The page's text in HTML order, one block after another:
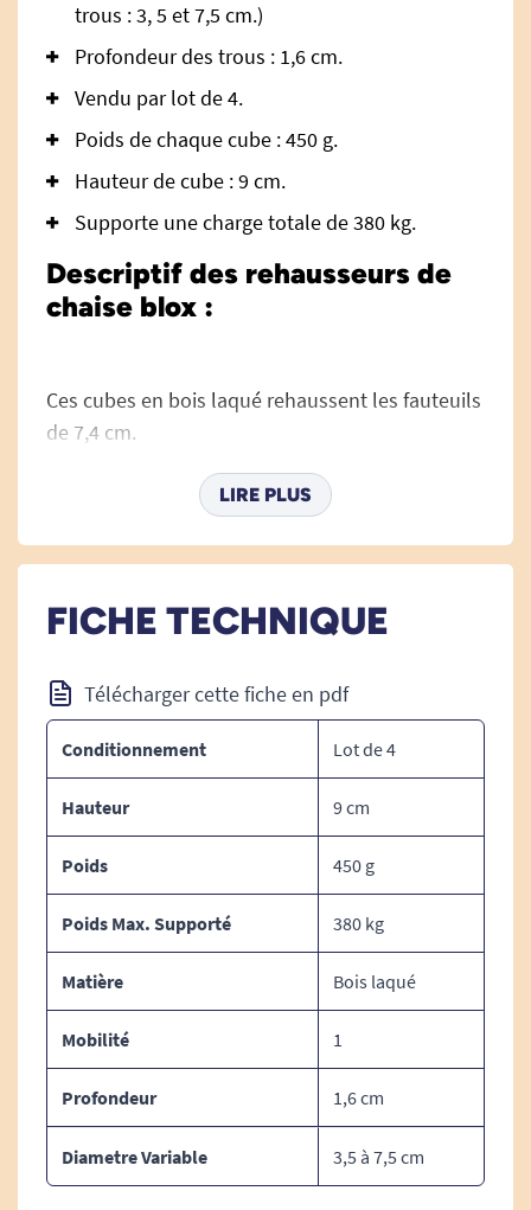
trous : 3, 5 et 7,5 cm.)
Profondeur des trous : 1,6 cm.
Vendu par lot de 4.
Poids de chaque cube : 450 g.
Hauteur de cube : 9 cm.
Supporte une charge totale de 380 kg.
Descriptif des rehausseurs de
chaise blox :
Ces cubes en bois laqué rehaussent les fauteuils
de 7,4 cm.
diamètre différent et permet ainsi au rehausseur
Rehausseurs de fauteuils vendus par lot de 4.
Voir tous les produits pour m'aider à me relever.
LIRE PLUS
FICHE TECHNIQUE
Télécharger cette fiche en pdf
Conditionnement Lot de 4
Hauteur 9 cm
Poids 450 g
Poids Max. Supporté 380 kg
Matière Bois laqué
Mobilité 1
Profondeur 1,6 cm
Diametre Variable 3,5 à 7,5 cm